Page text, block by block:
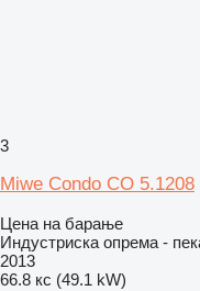
3
Miwe Condo CO 5.1208
Цена на барање
Индустриска опрема -
2013
66.8 кс (49.1 kW)